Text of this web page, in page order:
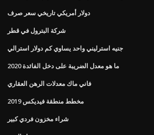
دولار أمريكي تاريخي سعر صرف
شركة البترول في قطر
جنيه استرليني واحد يساوي كم دولار استرالي
ما هو معدل الضريبة على دخل الفائدة 2020
فاني ماك معدلات الرهن العقاري
مخطط منطقة فيديكس 2019
شراء مخزون فردي كبير